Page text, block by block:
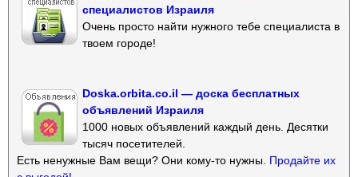
специалистов Израиля
Очень просто найти нужного тебе специалиста в
твоем городе!
Doska.orbita.co.il — доска бесплатных
объявлений Израиля
1000 новых объявлений каждый день. Десятки
тысяч посетителей.
Есть ненужные Вам вещи? Они кому-то нужны. Продайте их